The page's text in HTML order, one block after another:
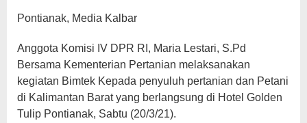
Pontianak, Media Kalbar
Anggota Komisi IV DPR RI, Maria Lestari, S.Pd
Bersama Kementerian Pertanian melaksanakan
kegiatan Bimtek Kepada penyuluh pertanian dan Petani
di Kalimantan Barat yang berlangsung di Hotel Golden
Tulip Pontianak, Sabtu (20/3/21).